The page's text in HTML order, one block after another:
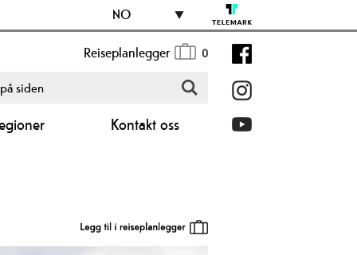
NO
Reiseplanlegger 0
Kontakt oss